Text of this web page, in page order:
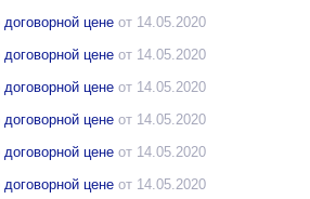
договорной цене от 14.05.2020
договорной цене от 14.05.2020
договорной цене от 14.05.2020
договорной цене от 14.05.2020
договорной цене от 14.05.2020
договорной цене от 14.05.2020